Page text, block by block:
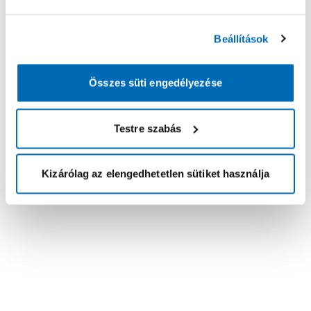
Beállítások
Összes süti engedélyezése
Testre szabás
Kizárólag az elengedhetetlen sütiket használja